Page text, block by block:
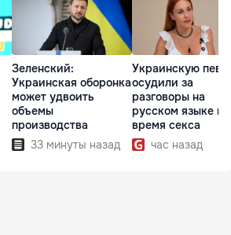
Зеленский:
Украинская оборонка
может удвоить
объемы
производства
33 минуты назад
Украинскую
осудили за
разговоры на
русском языке во
время секса
час назад